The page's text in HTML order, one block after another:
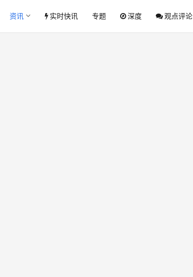
资讯 实时快讯 专题 深度 观点评论